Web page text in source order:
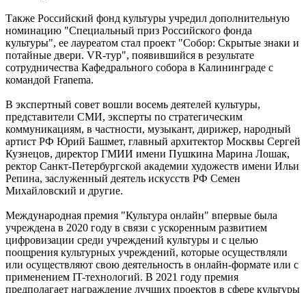
Также Российский фонд культуры учредил дополнительную
номинацию "Специальный приз Российского фонда
культуры", ее лауреатом стал проект "Собор: Скрытые знаки и
потайные двери. VR-тур", появившийся в результате
сотрудничества Кафедрального собора в Калининграде с
командой Franema.
В экспертный совет вошли восемь деятелей культуры,
представители СМИ, эксперты по стратегическим
коммуникациям, в частности, музыкант, дирижер, народный
артист РФ Юрий Башмет, главный архитектор Москвы Сергей
Кузнецов, директор ГМИИ имени Пушкина Марина Лошак,
ректор Санкт-Петербургской академии художеств имени Ильи
Репина, заслуженный деятель искусств РФ Семен
Михайловский и другие.
Международная премия "Культура онлайн" впервые была
учреждена в 2020 году в связи с ускоренным развитием
цифровизации среди учреждений культуры и с целью
поощрения культурных учреждений, которые осуществляли
или осуществляют свою деятельность в онлайн-формате или с
применением IT-технологий. В 2021 году премия
предполагает награждение лучших проектов в сфере культуры